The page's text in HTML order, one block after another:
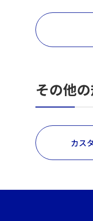
その他
カス